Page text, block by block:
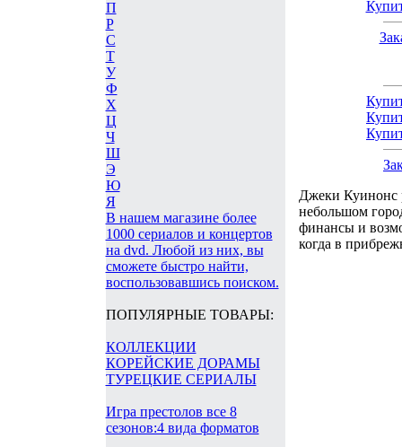
П
Р
С
Т
У
Ф
Х
Ц
Ч
Ш
Э
Ю
Я
В нашем магазине более
1000 сериалов и концертов
на dvd. Любой из них, вы
сможете быстро найти,
воспользовавшись поиском.
ПОПУЛЯРНЫЕ ТОВАРЫ:
КОЛЛЕКЦИИ
КОРЕЙСКИЕ ДОРАМЫ
ТУРЕЦКИЕ СЕРИАЛЫ
Игра престолов все 8
сезонов:4 вида форматов
Джеки Куинонс
небольшом
финансы и
когда в